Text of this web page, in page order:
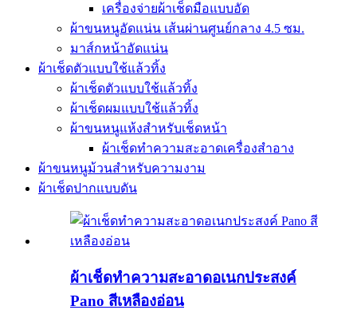
เครื่องจ่ายผ้าเช็ดมือแบบอัด
ผ้าขนหนูอัดแน่น เส้นผ่านศูนย์กลาง 4.5 ซม.
มาส์กหน้าอัดแน่น
ผ้าเช็ดตัวแบบใช้แล้วทิ้ง
ผ้าเช็ดตัวแบบใช้แล้วทิ้ง
ผ้าเช็ดผมแบบใช้แล้วทิ้ง
ผ้าขนหนูแห้งสำหรับเช็ดหน้า
ผ้าเช็ดทำความสะอาดเครื่องสำอาง
ผ้าขนหนูม้วนสำหรับความงาม
ผ้าเช็ดปากแบบดัน
ผ้าเช็ดทำความสะอาดอเนกประสงค์
Pano สีเหลืองอ่อน